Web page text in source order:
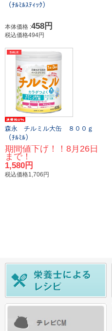
（ﾁﾙﾐﾙｽﾃｨｯｸ）
本体価格 :458円
税込価格494円
森永 チルミル大缶 ８００ｇ
（ﾁﾙﾐﾙ）
期間値下げ！！8月26日
まで！
1,580円
税込価格1,706円